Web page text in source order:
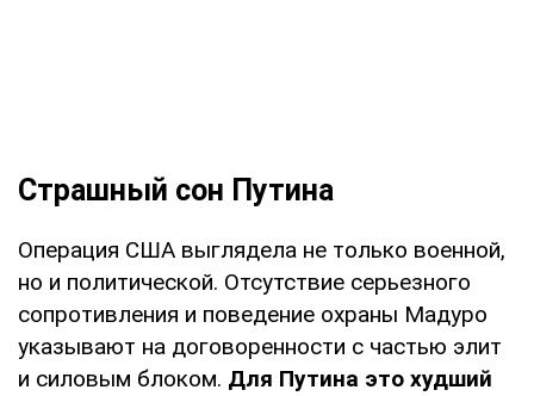
Страшный сон Путина
Операция США выглядела не только военной,
но и политической. Отсутствие серьезного
сопротивления и поведение охраны Мадуро
указывают на договоренности с частью элит
и силовым блоком. Для Путина это худший